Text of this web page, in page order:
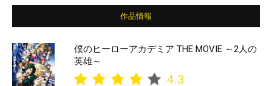
作品情報
僕のヒーローアカデミア THE MOVIE ～2人の
英雄～
4.3